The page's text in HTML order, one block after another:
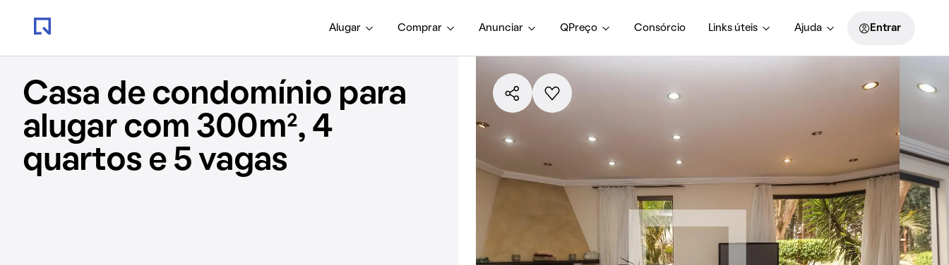
Alugar Comprar Anunciar QPreço Consórcio Links úteis Ajuda Entrar
Casa de condomínio para
alugar com 300m², 4
quartos e 5 vagas